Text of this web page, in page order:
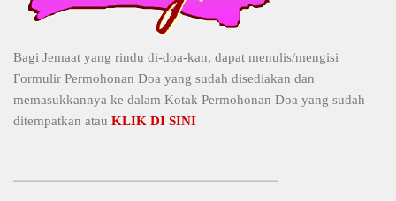
Bagi Jemaat yang rindu di-doa-kan, dapat menulis/mengisi
Formulir Permohonan Doa yang sudah disediakan dan
memasukkannya ke dalam Kotak Permohonan Doa yang sudah
ditempatkan atau KLIK DI SINI